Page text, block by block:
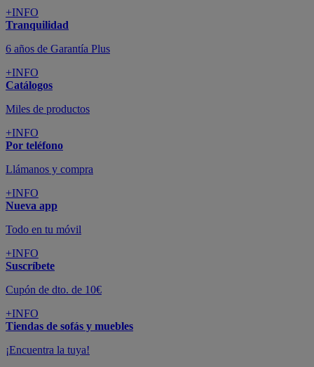
+INFO
Tranquilidad
6 años de Garantía Plus
+INFO
Catálogos
Miles de productos
+INFO
Por teléfono
Llámanos y compra
+INFO
Nueva app
Todo en tu móvil
+INFO
Suscríbete
Cupón de dto. de 10€
+INFO
Tiendas de sofás y muebles
¡Encuentra la tuya!